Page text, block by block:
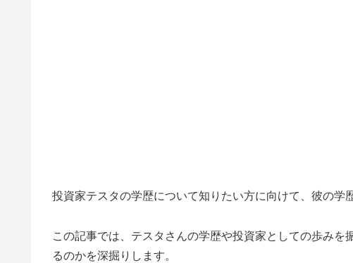
投資家テスタの学歴について知りたい方に向けて、彼の学
この記事では、テスタさんの学歴や投資家としての歩み
るのかを深掘りします。